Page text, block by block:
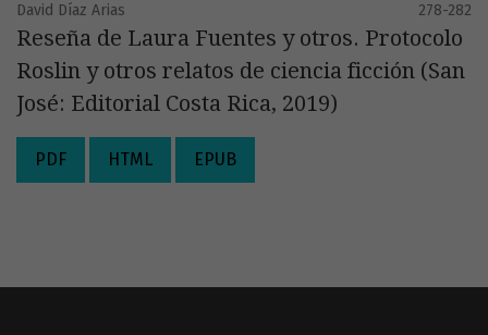
David Díaz Arias 278-282
Reseña de Laura Fuentes y otros. Protocolo
Roslin y otros relatos de ciencia ficción (San
José: Editorial Costa Rica, 2019)
PDF HTML EPUB